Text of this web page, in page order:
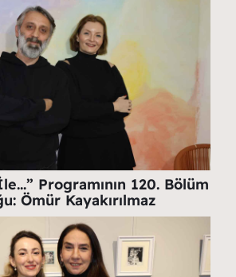
Programının 120. Bölüm
Ömür Kayakırılmaz